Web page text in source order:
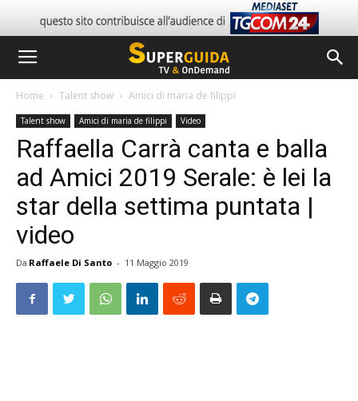
Home Talent show Amici di maria de filippi
Talent show Amici di maria de filippi Video
Raffaella Carrà canta e balla
ad Amici 2019 Serale: è lei la
star della settima puntata |
video
Da Raffaele Di Santo - 11 Maggio 2019